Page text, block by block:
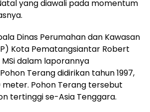
yang diawali pada momentum
Dinas Perumahan dan Kawasan
Kota Pematangsiantar Robert
MSi dalam laporannya
Terang didirikan tahun 1997,
Pohon Terang tersebut
tertinggi se-Asia Tenggara.